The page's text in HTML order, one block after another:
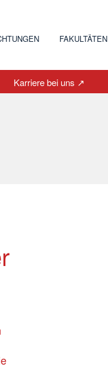
FAKULTÄTEN
Karriere bei uns ↗